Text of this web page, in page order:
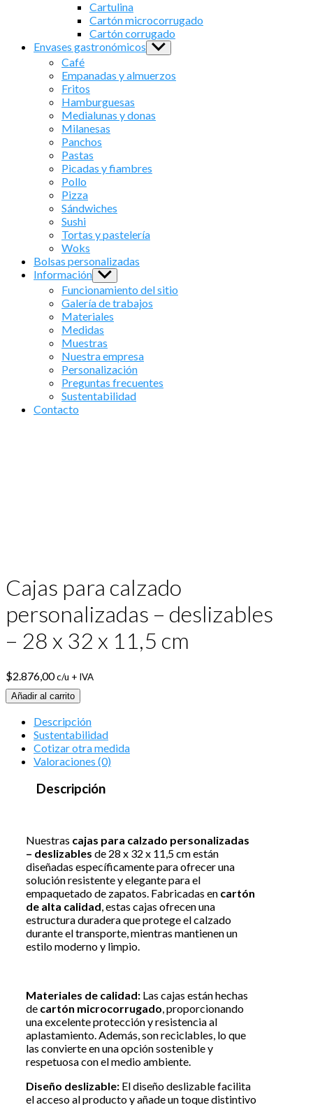
sub
menu
Cartulina
Cartón microcorrugado
Cartón corrugado
Envases gastronómicos Show
sub
Café
Empanadas y almuerzos
Fritos
Hamburguesas
Medialunas y donas
Milanesas
Panchos
Pastas
Picadas y fiambres
Pollo
Pizza
Sándwiches
Sushi
Tortas y pastelería
Woks
Bolsas personalizadas
Información Show
sub
menu
Funcionamiento del sitio
Galería de trabajos
Materiales
Medidas
Muestras
Nuestra empresa
Personalización
Preguntas frecuentes
Sustentabilidad
Contacto
Cajas para calzado
personalizadas – deslizables
– 28 x 32 x 11,5 cm
$2.876,00c/u + IVA
Añadir al carrito
Descripción
Sustentabilidad
Cotizar otra medida
Valoraciones (0)
Descripción
Nuestras cajas para calzado personalizadas
– deslizables de 28 x 32 x 11,5 cm están
diseñadas específicamente para ofrecer una
solución resistente y elegante para el
empaquetado de zapatos. Fabricadas en cartón
de alta calidad, estas cajas ofrecen una
estructura duradera que protege el calzado
durante el transporte, mientras mantienen un
estilo moderno y limpio.
Materiales de calidad: Las cajas están hechas
de cartón microcorrugado, proporcionando
una excelente protección y resistencia al
aplastamiento. Además, son reciclables, lo que
las convierte en una opción sostenible y
respetuosa con el medio ambiente.
Diseño deslizable: El diseño deslizable facilita
el acceso al producto y añade un toque distintivo